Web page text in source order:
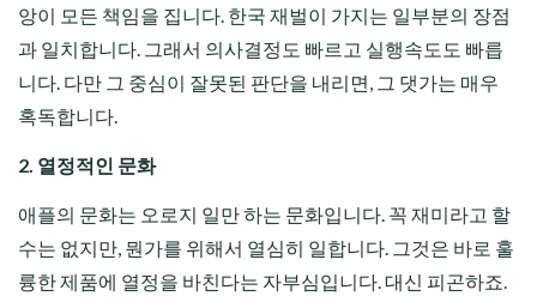
앙이 모든 책임을 집니다. 한국 재벌이 가지는 일부분의 장점
과 일치합니다. 그래서 의사결정도 빠르고 실행속도도 빠릅
니다. 다만 그 중심이 잘못된 판단을 내리면, 그 댓가는 매우
혹독합니다.
2. 열정적인 문화
애플의 문화는 오로지 일만 하는 문화입니다. 꼭 재미라고 할
수는 없지만, 뭔가를 위해서 열심히 일합니다. 그것은 바로 훌
륭한 제품에 열정을 바친다는 자부심입니다. 대신 피곤하죠.